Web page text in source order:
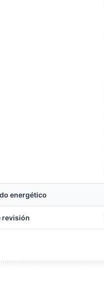
energético
revisión